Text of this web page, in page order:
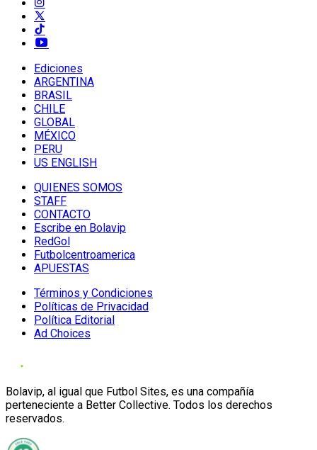
Ediciones
ARGENTINA
BRASIL
CHILE
GLOBAL
MÉXICO
PERU
US ENGLISH
QUIENES SOMOS
STAFF
CONTACTO
Escribe en Bolavip
RedGol
Futbolcentroamerica
APUESTAS
Términos y Condiciones
Políticas de Privacidad
Política Editorial
Ad Choices
Bolavip, al igual que Futbol Sites, es una compañía
perteneciente a Better Collective. Todos los derechos
reservados.